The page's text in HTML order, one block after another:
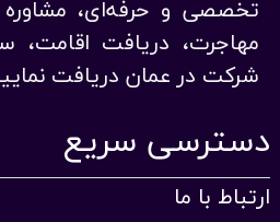
تخصصی و حرفه‌ای،
مهاجرت، دریافت اقامت،
شرکت در عمان دریافت
دسترسی سریع
ارتباط با ما